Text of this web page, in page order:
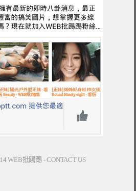
WEB批踢踢-CONTACT US